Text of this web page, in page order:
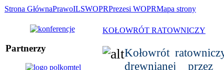
Strona GłównaPrawoILSWOPRPrezesi WOPRMapa strony
Partnerzy
KOŁOWRÓT RATOWNICZY
Kołowrót
drewnianej